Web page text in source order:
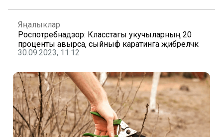
Яңалыклар
Роспотребнадзор: Класстагы укучыларның 20
проценты авырса, сыйныф каратинга җибәреләчәк
30.09.2023, 11:12